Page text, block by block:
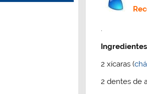
.
2 xícaras (chá
2 dentes de